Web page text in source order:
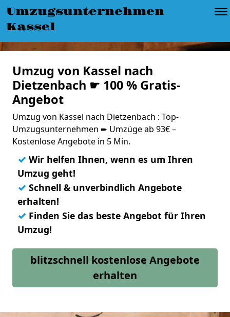
Umzugsunternehmen
Kassel
Umzug von Kassel nach
Dietzenbach ☛ 100 % Gratis-
Angebot
Umzug von Kassel nach Dietzenbach : Top-
Umzugsunternehmen ➨ Umzüge ab 93€ –
Kostenlose Angebote in 5 Min.
✓ Wir helfen Ihnen, wenn es um Ihren
Umzug geht!
✓ Schnell & unverbindlich Angebote
erhalten!
✓ Finden Sie das beste Angebot für Ihren
Umzug!
blitzschnell kostenlose Angebote
erhalten